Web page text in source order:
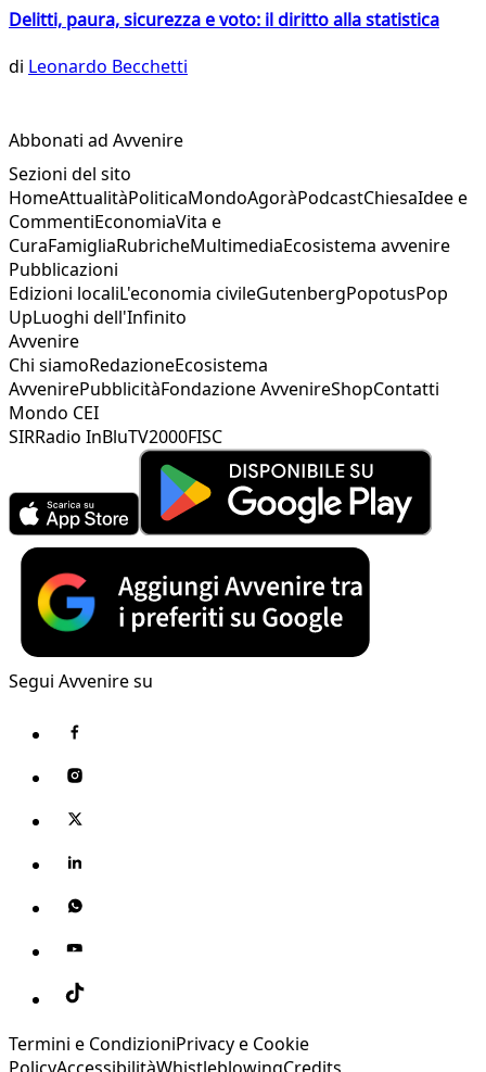
Delitti, paura, sicurezza e voto: il diritto alla statistica
di Leonardo Becchetti
Abbonati ad Avvenire
Sezioni del sito
HomeAttualitàPoliticaMondoAgoràPodcastChiesaIdee e
CommentiEconomiaVita e
CuraFamigliaRubricheMultimediaEcosistema avvenire
Pubblicazioni
Edizioni localiL'economia civileGutenbergPopotusPop
UpLuoghi dell'Infinito
Avvenire
Chi siamoRedazioneEcosistema
AvvenirePubblicitàFondazione AvvenireShopContatti
Mondo CEI
SIRRadio InBluTV2000FISC
Segui Avvenire su
Termini e CondizioniPrivacy e Cookie